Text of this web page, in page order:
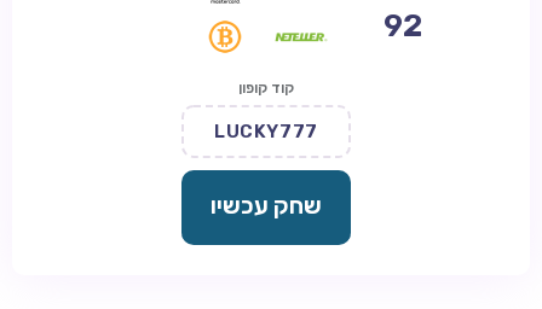
92
קוד קופון
LUCKY777
שחק עכשיו